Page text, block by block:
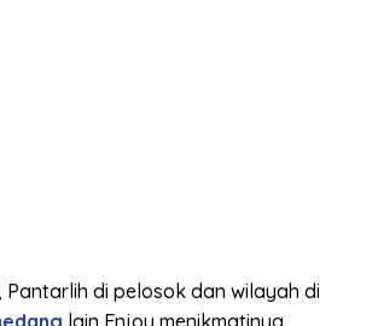
Pantarlih di pelosok dan wilayah di
lain Enjoy menikmatinya.